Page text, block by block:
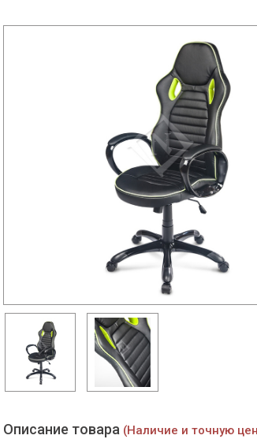
Описание товара (Наличие и точную